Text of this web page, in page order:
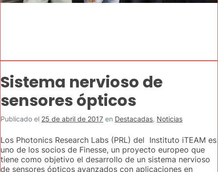
Sistema nervioso de
sensores ópticos
Publicado el 25 de abril de 2017 en Destacadas, Noticias
Los Photonics Research Labs (PRL) del Instituto iTEAM es
uno de los socios de Finesse, un proyecto europeo que
tiene como objetivo el desarrollo de un sistema nervioso
de sensores ópticos avanzados con aplicaciones en